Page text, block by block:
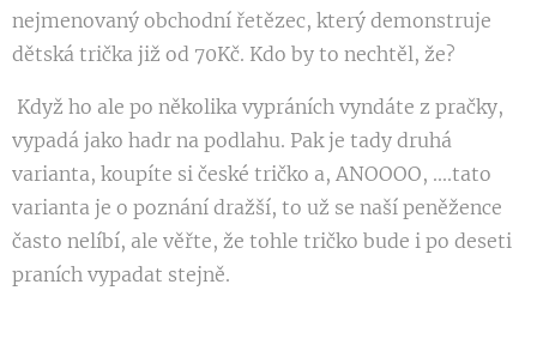
nejmenovaný obchodní řetězec, který demonstruje
dětská trička již od 70Kč. Kdo by to nechtěl, že?
Když ho ale po několika vypráních vyndáte z pračky,
vypadá jako hadr na podlahu. Pak je tady druhá
varianta, koupíte si české tričko a, ANOOOO, ....tato
varianta je o poznání dražší, to už se naší peněžence
často nelíbí, ale věřte, že tohle tričko bude i po deseti
praních vypadat stejně.